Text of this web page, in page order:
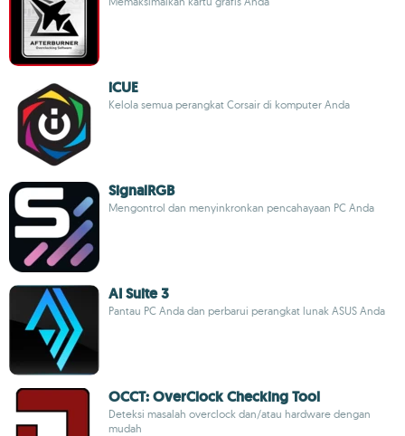
iCUE
Kelola semua perangkat Corsair di komputer Anda
SignalRGB
Mengontrol dan menyinkronkan pencahayaan PC Anda
AI Suite 3
Pantau PC Anda dan perbarui perangkat lunak ASUS Anda
OCCT: OverClock Checking Tool
Deteksi masalah overclock dan/atau hardware dengan
mudah